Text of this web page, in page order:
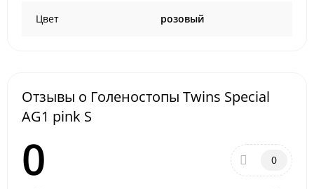
Цвет розовый
Отзывы о Голеностопы Twins Special
AG1 pink S
0 0